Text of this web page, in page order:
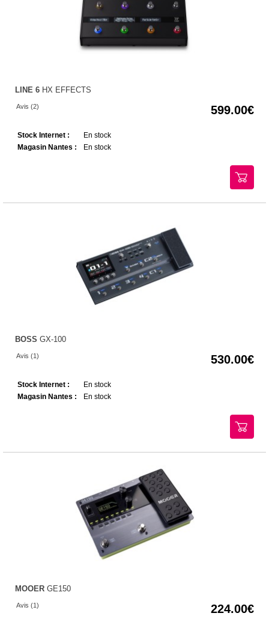
LINE 6 HX EFFECTS
Avis (2) 599.00
Stock Internet :
En stock
Magasin Nantes :
En stock
BOSS GX-100
Avis (1) 530.00
Stock Internet :
En stock
Magasin Nantes :
En stock
MOOER GE150
Avis (1) 224.00